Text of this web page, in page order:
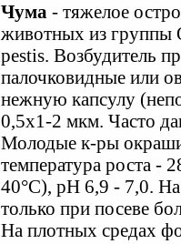
Чума - тяжелое
животных из группы
pestis. Возбудитель
палочковидные или
нежную капсулу
0,5x1-2 мкм. Часто
Молодые к-ры
температура роста -
40°С), рН 6,9 - 7,0. На
только при посеве
На плотных средах